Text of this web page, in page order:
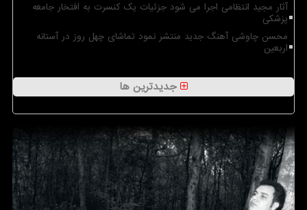
آثار مجید انتظامی اجرا می شود جزئیات یک کنسرت به افتخار جامعه
پزشکی
محسن چاوشی آهنگ جدید منتشر نمود تماشای چهل روز در آستانه
اربعین
جدیدترین ها